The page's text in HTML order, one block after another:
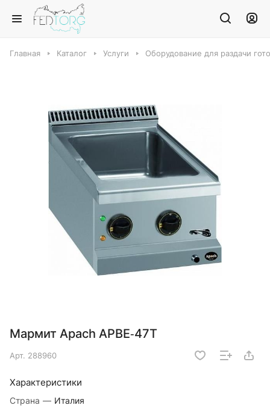
Главная Каталог Услуги Оборудование для раздачи
Мармит Apach APBE‑47T
Арт. 288960
Характеристики
Страна — Италия